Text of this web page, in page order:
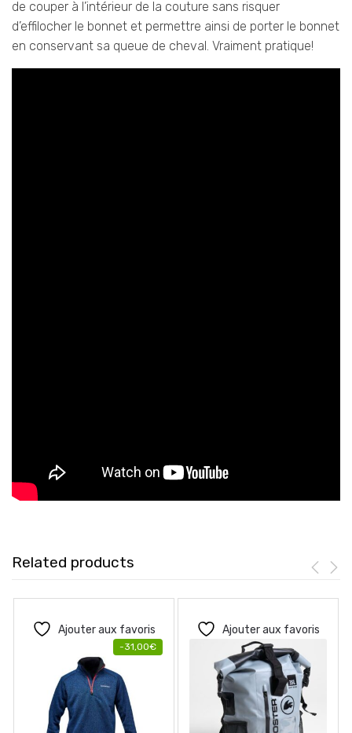
de couper à l’intérieur de la couture sans risquer
d’effilocher le bonnet et permettre ainsi de porter le bonnet
en conservant sa queue de cheval. Vraiment pratique!
Related products
Ajouter aux favoris
-31,00€
Ajouter aux favoris